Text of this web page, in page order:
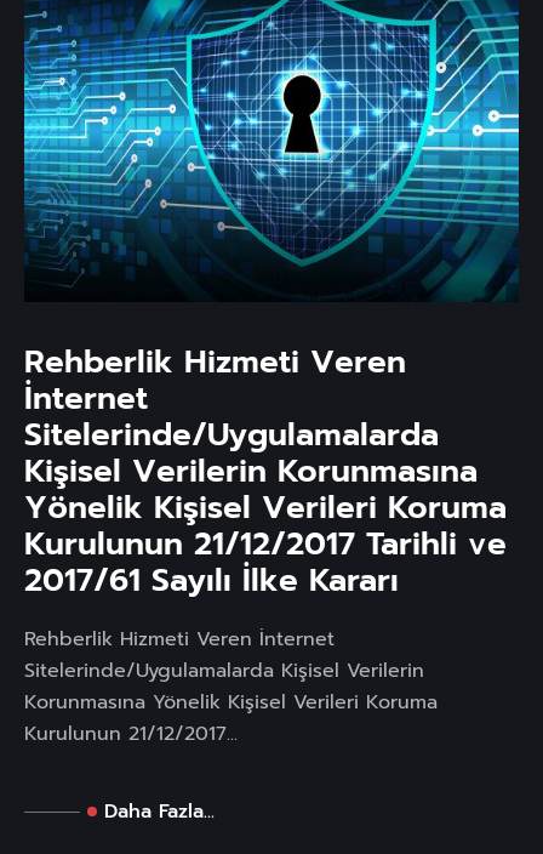
Rehberlik Hizmeti Veren
İnternet
Sitelerinde/Uygulamalarda
Kişisel Verilerin Korunmasına
Yönelik Kişisel Verileri Koruma
Kurulunun 21/12/2017 Tarihli ve
2017/61 Sayılı İlke Kararı
Rehberlik Hizmeti Veren İnternet
Sitelerinde/Uygulamalarda Kişisel Verilerin
Korunmasına Yönelik Kişisel Verileri Koruma
Kurulunun 21/12/2017...
Daha Fazla...